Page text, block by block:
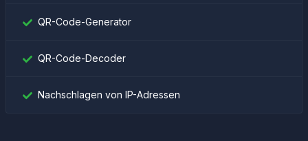
QR-Code-Generator
QR-Code-Decoder
Nachschlagen von IP-Adressen